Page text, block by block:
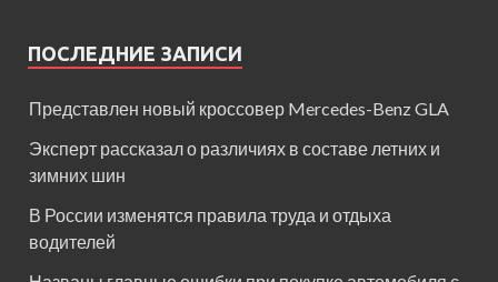
ПОСЛЕДНИЕ ЗАПИСИ
Представлен новый кроссовер Mercedes-Benz GLA
Эксперт рассказал о различиях в составе летних и
зимних шин
В России изменятся правила труда и отдыха
водителей